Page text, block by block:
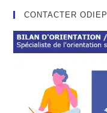
CONTACTER ODIEP